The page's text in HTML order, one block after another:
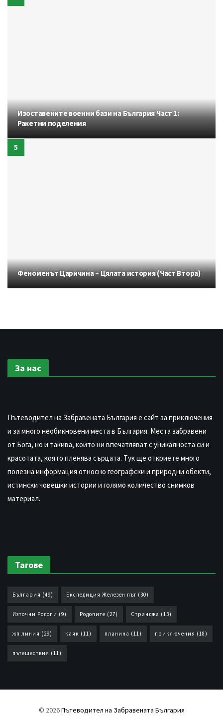
Изоставените военни бази на България Част 1:
Ракетни поделения
Феноменът Царичина – Цялата история (Част Втора)
За нас
Пътеводител на Забравената България е сайт за приключения
и за много необикновени места в България. Места забравени
от Бога, но и такива, които ни впечатляват с уникалноста си и
красотата, която пленява сърцата. Тук ще откриете много
полезна информация относно географски и природни обекти,
истински човешки истории и голямо количество снимков
материал.
Тагове
България (49) Експедиция Железен път (30)
Източни Родопи (9) Родопите (27) Странджа (13)
жп линия (29) каяк (11) планина (11) приключения (18)
пътешествия (11)
© 2026Пътеводител на Забравената България